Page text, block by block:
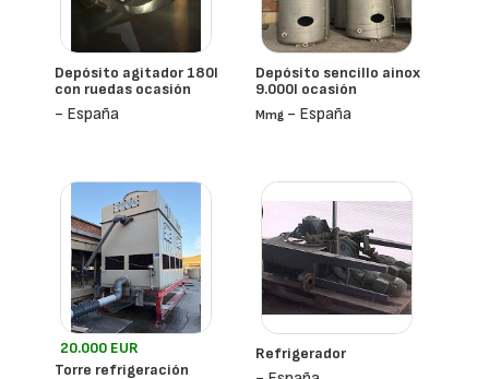
Depósito agitador 180l
con ruedas ocasión
- España
Depósito sencillo ainox
9.000l ocasión
Mmg - España
20.000 EUR
Torre refrigeración
Refrigerador